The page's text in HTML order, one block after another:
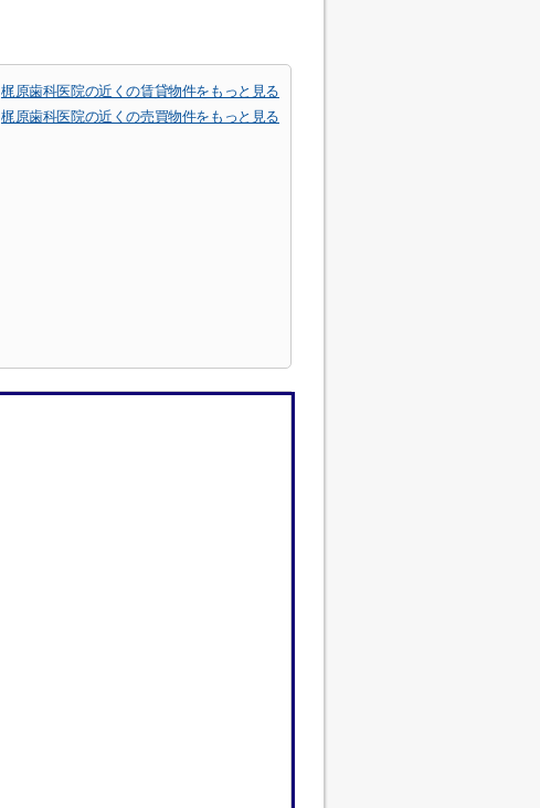
梶原歯科医院の近くの賃貸物件をもっと見る
梶原歯科医院の近くの売買物件をもっと見る